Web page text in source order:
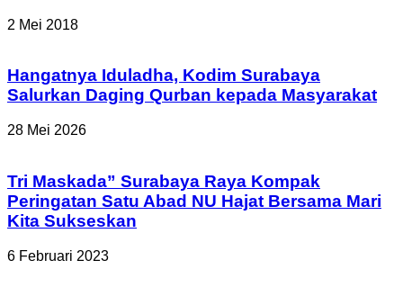
2 Mei 2018
Hangatnya Iduladha, Kodim Surabaya
Salurkan Daging Qurban kepada Masyarakat
28 Mei 2026
Tri Maskada” Surabaya Raya Kompak
Peringatan Satu Abad NU Hajat Bersama Mari
Kita Sukseskan
6 Februari 2023